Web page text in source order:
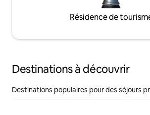
Résidence de
Destinations à découvrir
Destinations populaires pour des séjours